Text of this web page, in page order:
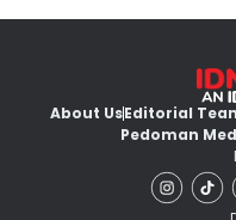
About UsEditorial
Pedoman